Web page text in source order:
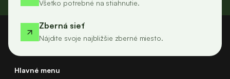
Všetko potrebné na stiahnutie.
Zberná sieť
Nájdite svoje najbližšie zberné miesto.
Hlavné menu